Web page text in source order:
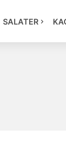
SALATER